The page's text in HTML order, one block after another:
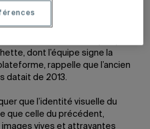
ou les visites virtuelles de
dont l’équipe signe la
rappelle que l’ancien
datait de 2013.
que l’identité visuelle du
que celle du précédent,
images vives et attrayantes